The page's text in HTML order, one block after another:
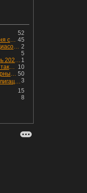
52
45
10 млн р на счету сделали меня счастливым? Ожидание vs Реальность!
2
Обновляем информацию по Диасофту: дивиденды и выкуп
5
1
Грузоперевозки по ЖД за июль 2026 г. — четвёртый месяц подряд роста, чёрные металлы на уровне прошлого года, а каменный уголь в плюсе.
10
Другие цеха отказываются от таких деталей — а мы построили на них производство с оборотом 70 млн
50
Почему стратегия Евгения Черных приведет вас к убыткам в 2026 году
3
👌 Вместо вкладов: лучшие облигации — только супер надёжные
15
8